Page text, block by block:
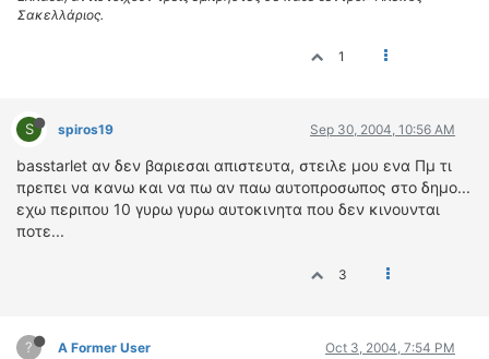
Σακελλάριος.
1
S spiros19 Sep 30, 2004, 10:56 AM
basstarlet αν δεν βαριεσαι απιστευτα, στειλε μου ενα Πμ τι
πρεπει να κανω και να πω αν παω αυτοπροσωπος στο δημο...
εχω περιπου 10 γυρω γυρω αυτοκινητα που δεν κινουνται
ποτε...
3
? A Former User Oct 3, 2004, 7:54 PM